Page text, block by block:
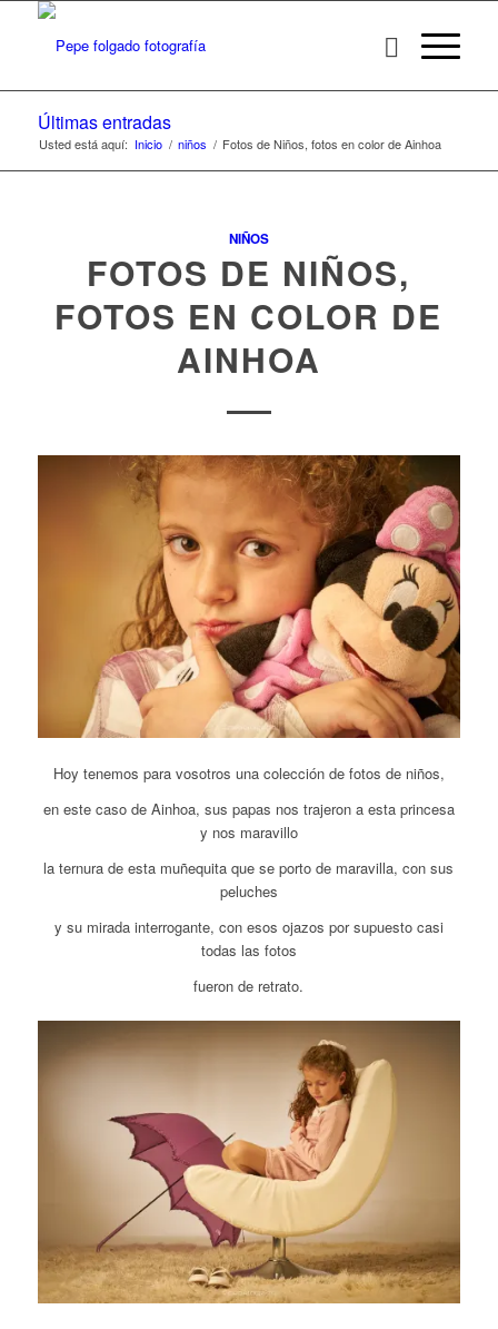
Últimas entradas
Usted está aquí: Inicio / niños / Fotos de Niños, fotos en color de Ainhoa
NIÑOS
FOTOS DE NIÑOS,
FOTOS EN COLOR DE
AINHOA
Hoy tenemos para vosotros una colección de fotos de niños,
en este caso de Ainhoa, sus papas nos trajeron a esta princesa
y nos maravillo
la ternura de esta muñequita que se porto de maravilla, con sus
peluches
y su mirada interrogante, con esos ojazos por supuesto casi
todas las fotos
fueron de retrato.